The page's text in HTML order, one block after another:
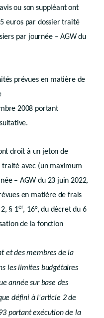
à la décision
des plans, schémas
des demandes conjointes plan-permis –
ou son suppléant ont
euros par dossier traité
par journée – AGW du
prévues en matière de
2008 portant
droit à un jeton de
traité avec (un maximum
– AGW du 23 juin 2022,
en matière de frais
§ 1er, 16°, du décret du 6
de la fonction
et des membres de la
les limites budgétaires
année sur base des
défini à l'article 2 de
portant exécution de la